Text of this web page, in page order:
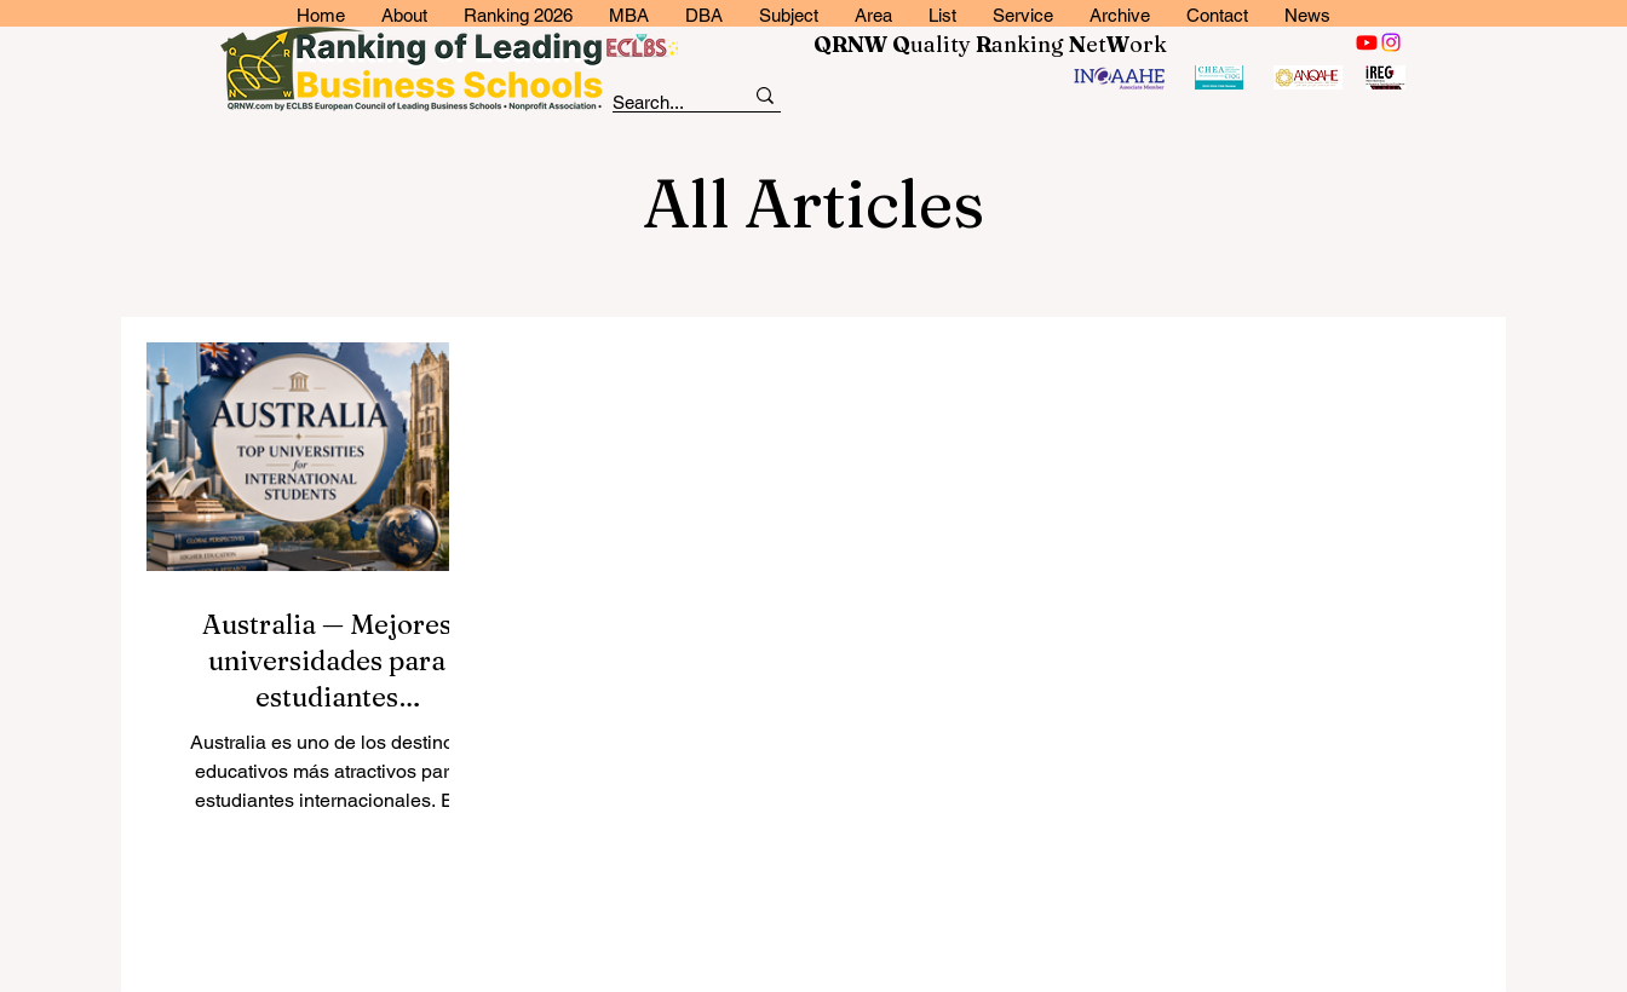
Home About Ranking 2026 MBA DBA Subject Area List Service Archive Contact News
QRNW QualityRankingNetWork
All Articles
Australia — Mejores
universidades para
estudiantes
internacionales
Australia es uno de los destinos
educativos más atractivos para
estudiantes internacionales. El